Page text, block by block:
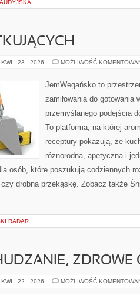
KWI - 23 - 2026 MOŻLIWOŚĆ
JemWegańsko to
zamiłowania do gotowania
przemyślanego podejścia
To platforma, na której
receptury pokazują, że
różnorodna, apetyczna i
osób, które poszukują codziennych
czy drobną przekąskę. Zobacz także
RADAR
ZDROWE
KWI - 22 - 2026 MOŻLIWOŚĆ